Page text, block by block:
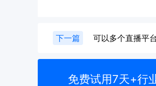
下一篇 可以多个直播平
免费试用7天+行